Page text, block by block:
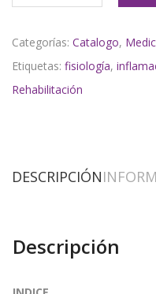
Categorías: Catalogo,
Etiquetas: fisiología,
Rehabilitación
DESCRIPCIÓN
Descripción